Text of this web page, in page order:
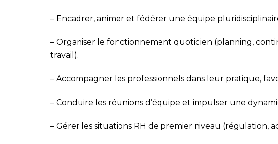
– Encadrer, animer et fédérer une équipe
– Organiser le fonctionnement quotidien (planning,
travail).
– Accompagner les professionnels dans leur pratique,
– Conduire les réunions d’équipe et impulser une
– Gérer les situations RH de premier niveau (régulation,